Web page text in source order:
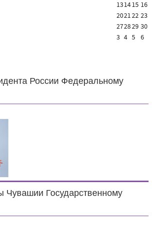
131415 16
202122 23
272829 30
3 4 5 6
России Федеральному
Чувашии Государственному